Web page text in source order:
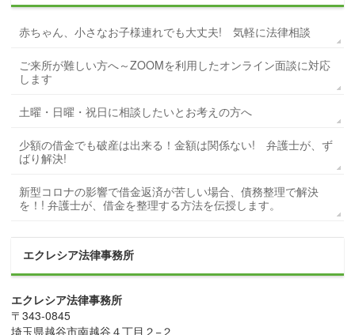
赤ちゃん、小さなお子様連れでも大丈夫! 気軽に法律相談
ご来所が難しい方へ～ZOOMを利用したオンライン面談に対応
します
土曜・日曜・祝日に相談したいとお考えの方へ
少額の借金でも破産は出来る！金額は関係ない! 弁護士が、ず
ばり解決!
新型コロナの影響で借金返済が苦しい場合、債務整理で解決
を！! 弁護士が、借金を整理する方法を伝授します。
エクレシア法律事務所
エクレシア法律事務所
〒343-0845
埼玉県越谷市南越谷４丁目２−２